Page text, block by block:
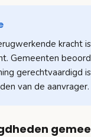
kracht
Gemeenten
gerechtvaardigd
van de aanvrager.